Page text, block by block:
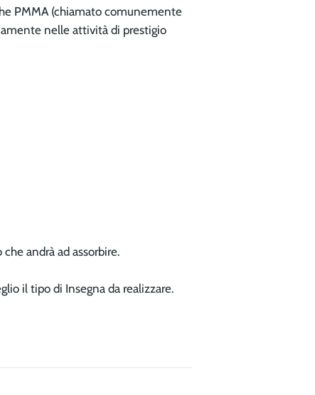
PMMA (chiamato comunemente
nelle attività di prestigio
andrà ad assorbire.
il tipo di Insegna da realizzare.